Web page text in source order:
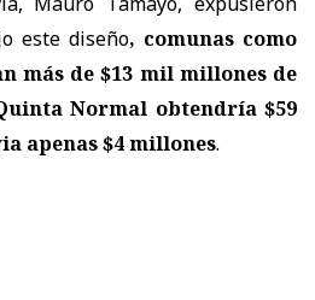
este diseño, comunas como
más de $13 mil millones de
Normal obtendría $59
apenas $4 millones.